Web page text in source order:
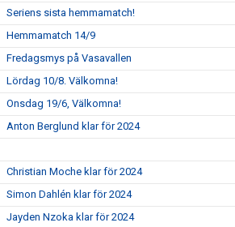
Seriens sista hemmamatch!
Hemmamatch 14/9
Fredagsmys på Vasavallen
Lördag 10/8. Välkomna!
Onsdag 19/6, Välkomna!
Anton Berglund klar för 2024
Christian Moche klar för 2024
Simon Dahlén klar för 2024
Jayden Nzoka klar för 2024